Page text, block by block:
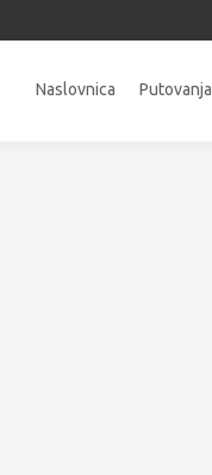
Naslovnica Putovanja